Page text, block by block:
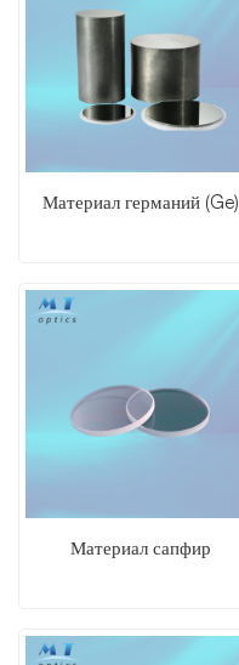
Материал германий (Ge)
Материал сапфир